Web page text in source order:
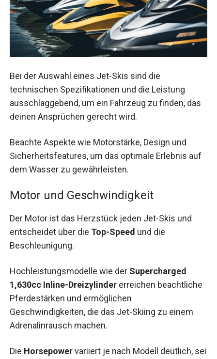
Bei der Auswahl eines Jet-Skis sind die
technischen Spezifikationen und die Leistung
ausschlaggebend, um ein Fahrzeug zu finden, das
deinen Ansprüchen gerecht wird.
Beachte Aspekte wie Motorstärke, Design und
Sicherheitsfeatures, um das optimale Erlebnis auf
dem Wasser zu gewährleisten.
Motor und Geschwindigkeit
Der Motor ist das Herzstück jeden Jet-Skis und
entscheidet über die Top-Speed und die
Beschleunigung.
Hochleistungsmodelle wie der Supercharged
1,630cc Inline-Dreizylinder erreichen beachtliche
Pferdestärken und ermöglichen
Geschwindigkeiten, die das Jet-Skiing zu einem
Adrenalinrausch machen.
Die Horsepowervariiert je nach Modell deutlich, sei